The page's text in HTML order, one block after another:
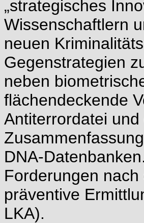
„strategisches
Wissenschaftlern
neuen
Gegenstrategien
neben
flächendeckende
Antiterrordatei
DNA-
Forderungen
präventive
LKA).